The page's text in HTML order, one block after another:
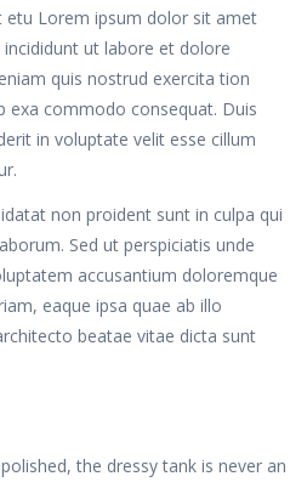
etu Lorem ipsum dolor sit amet
ut labore et dolore
quis nostrud exercita tion
exa commodo consequat. Duis
in voluptate velit esse cillum
non proident sunt in culpa qui
Sed ut perspiciatis unde
accusantium doloremque
eaque ipsa quae ab illo
beatae vitae dicta sunt
the dressy tank is never an